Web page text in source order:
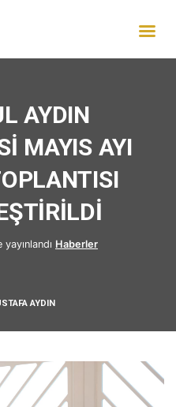
AYDIN
MAYIS AYI
Haberler
AYDIN